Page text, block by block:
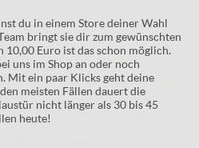
du in einem Store deiner Wahl
bringt sie dir zum gewünschten
Euro ist das schon möglich.
uns im Shop an oder noch
Mit ein paar Klicks geht deine
meisten Fällen dauert die
nicht länger als 30 bis 45
heute!